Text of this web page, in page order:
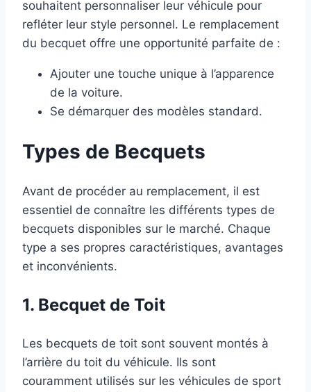
souhaitent personnaliser leur véhicule pour
refléter leur style personnel. Le remplacement
du becquet offre une opportunité parfaite de :
Ajouter une touche unique à l’apparence
de la voiture.
Se démarquer des modèles standard.
Types de Becquets
Avant de procéder au remplacement, il est
essentiel de connaître les différents types de
becquets disponibles sur le marché. Chaque
type a ses propres caractéristiques, avantages
et inconvénients.
1. Becquet de Toit
Les becquets de toit sont souvent montés à
l’arrière du toit du véhicule. Ils sont
couramment utilisés sur les véhicules de sport